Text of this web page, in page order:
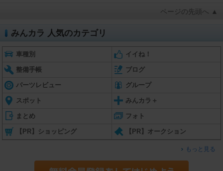
ページの先頭へ ▲
みんカラ 人気のカテゴリ
車種別 イイね！
整備手帳 ブログ
パーツレビュー グループ
スポット みんカラ＋
まとめ フォト
【PR】ショッピング 【PR】オークション
もっと見る